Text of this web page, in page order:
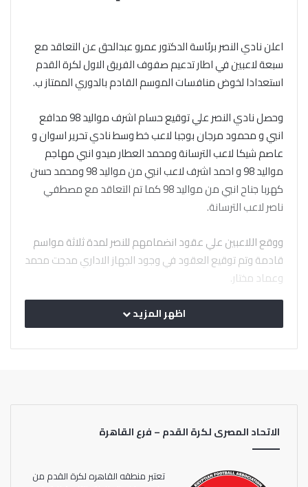
اعلن نادي النصر برئاسة الدكتور عمرو عبدالحق عن التعاقد مع
سبعة لاعبين في اطار تدعيم صفوف الفريق الاول لكرة القدم
استعدادا لخوض منافسات الموسم القادم بالدوري الممتاز ب.
وحصل نادي النصر علي توقيع حسام اشرف مواليد 98 مدافع
انبي و محمود مرجان بوجبا لاعب خط وسط نادي تحرير اسوان و
عاصم شيكا لاعب الترسانة ومحمد العطار ميدو انبي مهاجم
مواليد 98 و احمد اشرف لاعب انبي من مواليد 98 ومحمد حسن
كهربا جناح انبي من مواليد 98 كما تم التعاقد مع مصطفي
ناصر لاعب الترسانة.
ووقع اللاعبين علي عقود انضمامهم للنصر لمدة ثلاثة مواسم
قادمة وتم توقيع العقود في وجود الجهاز الاداري مدحت محمد
وعماد مختار.
من ناحية اخري عاد الفريق لاداء التدريبات علي ملعبه بمصر
الجديدة ويخوض النصر ثلاثة مباريات ودية خلال الفترة المقبلة
بمواجهة القناة الاربعاء المقبل علي ملعب النصر ومواجهة
اظهر المزيد
الاتحاد المصرى لكرة القدم – فرع القاهرة
تعتبر منطقه القاهره لكرة القدم من